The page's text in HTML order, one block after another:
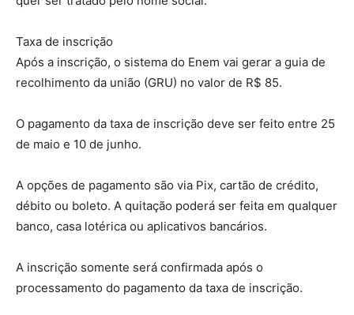
Taxa de inscrição
Após a inscrição, o sistema do Enem vai gerar a guia de
recolhimento da união (GRU) no valor de R$ 85.
O pagamento da taxa de inscrição deve ser feito entre 25
de maio e 10 de junho.
A opções de pagamento são via Pix, cartão de crédito,
débito ou boleto. A quitação poderá ser feita em qualquer
banco, casa lotérica ou aplicativos bancários.
A inscrição somente será confirmada após o
processamento do pagamento da taxa de inscrição.